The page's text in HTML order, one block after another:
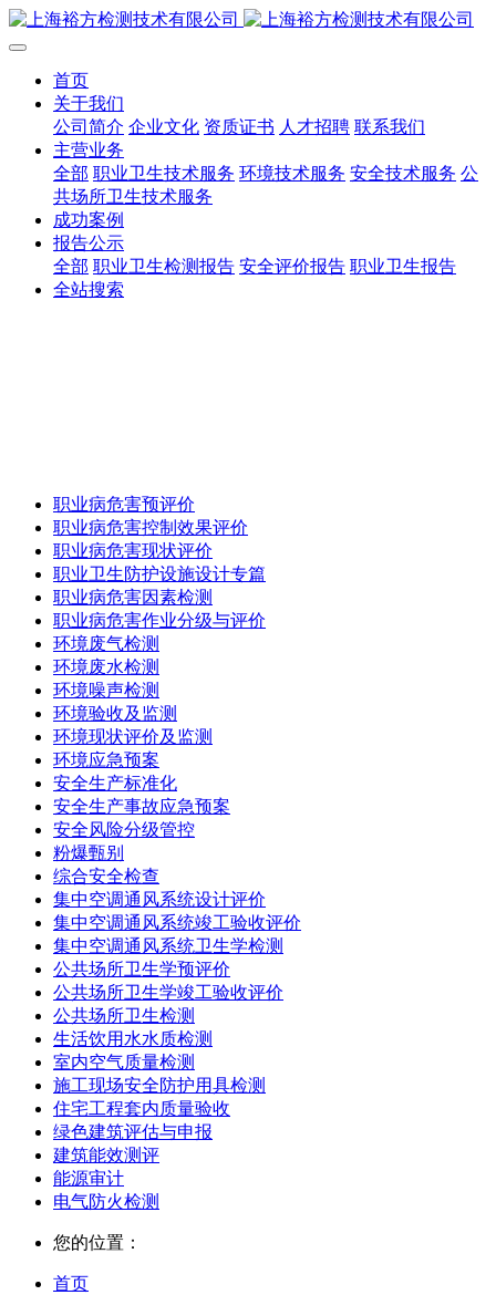
首页
关于我们
公司简介 企业文化 资质证书 人才招聘 联系我们
主营业务
全部 职业卫生技术服务 环境技术服务 安全技术服务 公
共场所卫生技术服务
成功案例
报告公示
全部 职业卫生检测报告 安全评价报告 职业卫生报告
全站搜索
职业病危害预评价
职业病危害控制效果评价
职业病危害现状评价
职业卫生防护设施设计专篇
职业病危害因素检测
职业病危害作业分级与评价
环境废气检测
环境废水检测
环境噪声检测
环境验收及监测
环境现状评价及监测
环境应急预案
安全生产标准化
安全生产事故应急预案
安全风险分级管控
粉爆甄别
综合安全检查
集中空调通风系统设计评价
集中空调通风系统竣工验收评价
集中空调通风系统卫生学检测
公共场所卫生学预评价
公共场所卫生学竣工验收评价
公共场所卫生检测
生活饮用水水质检测
室内空气质量检测
施工现场安全防护用具检测
住宅工程套内质量验收
绿色建筑评估与申报
建筑能效测评
能源审计
电气防火检测
您的位置：
首页